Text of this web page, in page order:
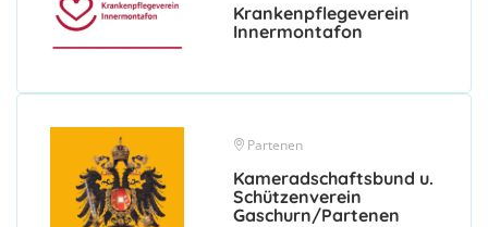
Krankenpflegeverein
Innermontafon
Partenen
Kameradschaftsbund u.
Schützenverein
Gaschurn/Partenen